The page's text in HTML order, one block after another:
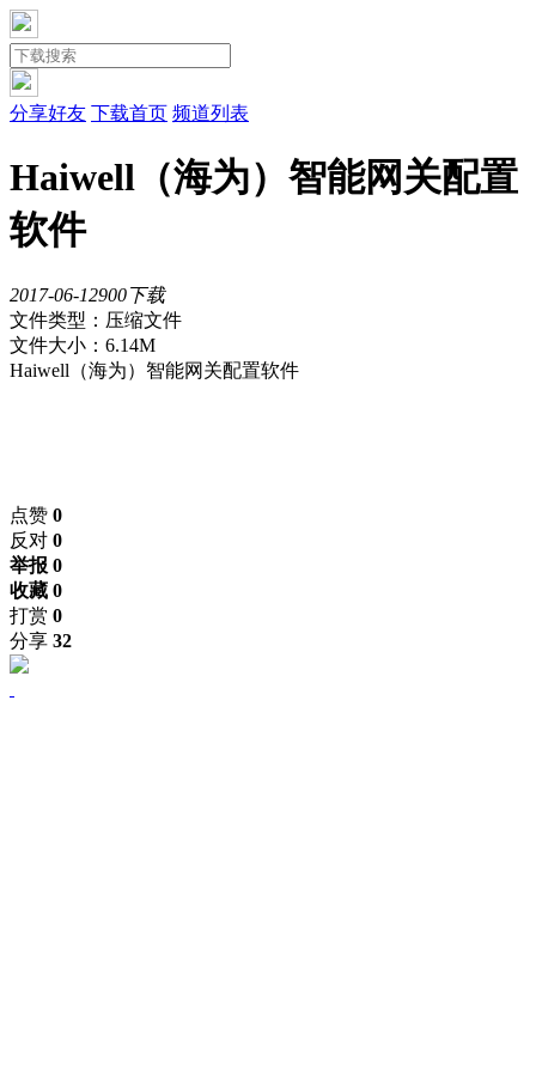
分享好友 下载首页 频道列表
Haiwell（海为）智能网关配置
软件
2017-06-12900下载
文件类型：压缩文件
文件大小：6.14M
Haiwell（海为）智能网关配置软件
点赞 0
反对 0
举报 0
收藏 0
打赏 0
分享 32